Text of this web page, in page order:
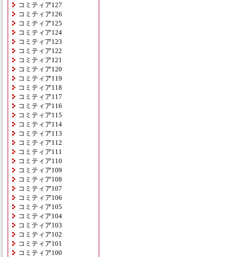
コミティア127
コミティア126
コミティア125
コミティア124
コミティア123
コミティア122
コミティア121
コミティア120
コミティア119
コミティア118
コミティア117
コミティア116
コミティア115
コミティア114
コミティア113
コミティア112
コミティア111
コミティア110
コミティア109
コミティア108
コミティア107
コミティア106
コミティア105
コミティア104
コミティア103
コミティア102
コミティア101
コミティア100